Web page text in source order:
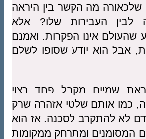
שלכאורה מה הקשר בין היראה
לבין העבירות שלו? אלא
שהעולם אינו הפקרות. ואמנם
אבל הוא יודע שסופו לשלם
שמיים מקבל פחד רצוי
כמו אותם שלטי אזהרה שרק
לא להתקרב לסכנה. אז הוא
המסומנים ומתרחק ממקומות